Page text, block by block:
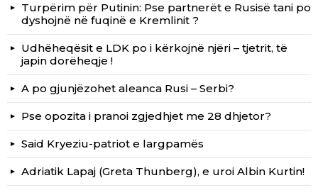
Turpërim për Putinin: Pse partnerët e Rusisë tani po
dyshojnë në fuqinë e Kremlinit ?
Udhëheqësit e LDK po i kërkojnë njëri – tjetrit, të
japin dorëheqje !
A po gjunjëzohet aleanca Rusi – Serbi?
Pse opozita i pranoi zgjedhjet me 28 dhjetor?
Said Kryeziu-patriot e largpamës
Adriatik Lapaj (Greta Thunberg), e uroi Albin Kurtin!